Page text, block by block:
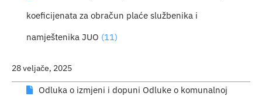
koeficijenata za obračun plaće službenika i
namještenika JUO (11)
28 veljače, 2025
Odluka o izmjeni i dopuni Odluke o komunalnoj